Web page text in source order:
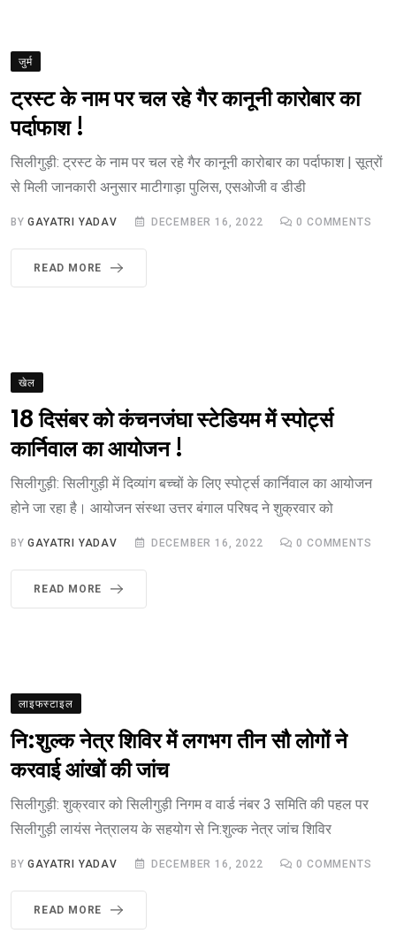
जुर्म
ट्रस्ट के नाम पर चल रहे गैर कानूनी कारोबार का
पर्दाफाश !
सिलीगुड़ी: ट्रस्ट के नाम पर चल रहे गैर कानूनी कारोबार का पर्दाफाश | सूत्रों
से मिली जानकारी अनुसार माटीगाड़ा पुलिस, एसओजी व डीडी
BYGAYATRI YADAV DECEMBER 16, 2022 0 COMMENTS
READ MORE
खेल
18 दिसंबर को कंचनजंघा स्टेडियम में स्पोर्ट्स
कार्निवाल का आयोजन !
सिलीगुड़ी: सिलीगुड़ी में दिव्यांग बच्चों के लिए स्पोर्ट्स कार्निवाल का आयोजन
होने जा रहा है। आयोजन संस्था उत्तर बंगाल परिषद ने शुक्रवार को
BYGAYATRI YADAV DECEMBER 16, 2022 0 COMMENTS
READ MORE
लाइफस्टाइल
नि:शुल्क नेत्र शिविर में लगभग तीन सौ लोगों ने
करवाई आंखों की जांच
सिलीगुड़ी: शुक्रवार को सिलीगुड़ी निगम व वार्ड नंबर 3 समिति की पहल पर
सिलीगुड़ी लायंस नेत्रालय के सहयोग से नि:शुल्क नेत्र जांच शिविर
BYGAYATRI YADAV DECEMBER 16, 2022 0 COMMENTS
READ MORE